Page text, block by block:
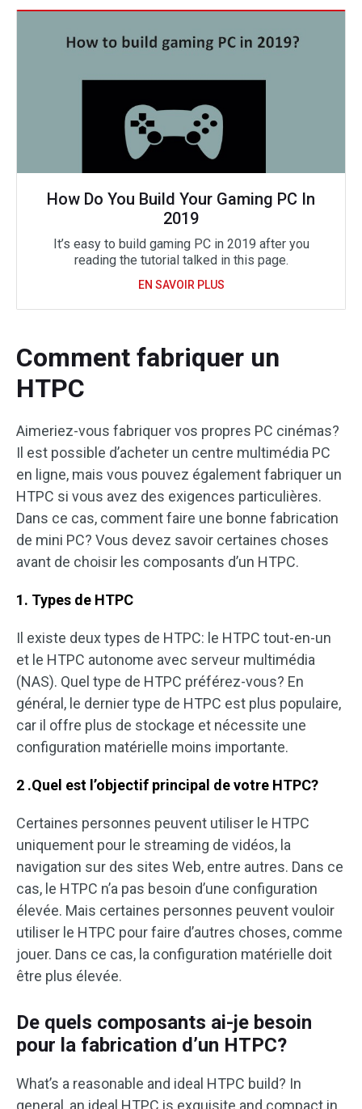
How Do You Build Your Gaming PC In
2019
It’s easy to build gaming PC in 2019 after you
reading the tutorial talked in this page.
EN SAVOIR PLUS
Comment fabriquer un
HTPC
Aimeriez-vous fabriquer vos propres PC cinémas?
Il est possible d’acheter un centre multimédia PC
en ligne, mais vous pouvez également fabriquer un
HTPC si vous avez des exigences particulières.
Dans ce cas, comment faire une bonne fabrication
de mini PC? Vous devez savoir certaines choses
avant de choisir les composants d’un HTPC.
1. Types de HTPC
Il existe deux types de HTPC: le HTPC tout-en-un
et le HTPC autonome avec serveur multimédia
(NAS). Quel type de HTPC préférez-vous? En
général, le dernier type de HTPC est plus populaire,
car il offre plus de stockage et nécessite une
configuration matérielle moins importante.
2 .Quel est l’objectif principal de votre HTPC?
Certaines personnes peuvent utiliser le HTPC
uniquement pour le streaming de vidéos, la
navigation sur des sites Web, entre autres. Dans ce
cas, le HTPC n’a pas besoin d’une configuration
élevée. Mais certaines personnes peuvent vouloir
utiliser le HTPC pour faire d’autres choses, comme
jouer. Dans ce cas, la configuration matérielle doit
être plus élevée.
De quels composants ai-je besoin
pour la fabrication d’un HTPC?
What’s a reasonable and ideal HTPC build? In
general, an ideal HTPC is exquisite and compact in